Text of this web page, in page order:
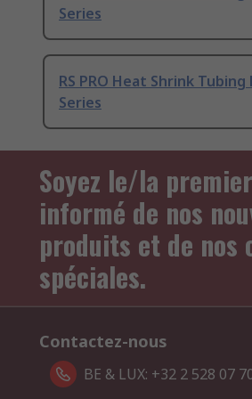
Series
RS PRO Heat Shrink Tubing
Series
Soyez le/la
informé de nos
produits et de nos
spéciales.
Contactez-nous
BE & LUX: +32 2 528 07